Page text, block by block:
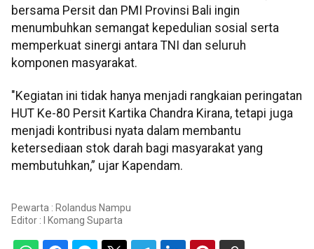
bersama Persit dan PMI Provinsi Bali ingin
menumbuhkan semangat kepedulian sosial serta
memperkuat sinergi antara TNI dan seluruh
komponen masyarakat.
"Kegiatan ini tidak hanya menjadi rangkaian peringatan
HUT Ke-80 Persit Kartika Chandra Kirana, tetapi juga
menjadi kontribusi nyata dalam membantu
ketersediaan stok darah bagi masyarakat yang
membutuhkan,” ujar Kapendam.
Pewarta : Rolandus Nampu
Editor :
I Komang Suparta